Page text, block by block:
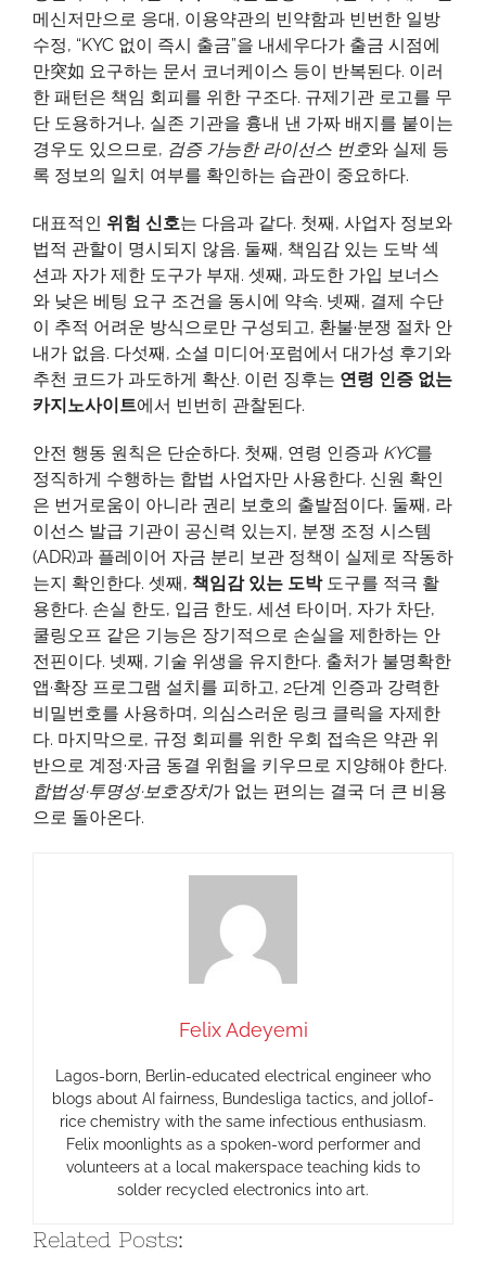
메신저만으로 응대, 이용약관의 빈약함과 빈번한 일방
수정, “KYC 없이 즉시 출금”을 내세우다가 출금 시점에
만突如 요구하는 문서 코너케이스 등이 반복된다. 이러
한 패턴은 책임 회피를 위한 구조다. 규제기관 로고를 무
단 도용하거나, 실존 기관을 흉내 낸 가짜 배지를 붙이는
경우도 있으므로, 검증 가능한 라이선스 번호와 실제 등
록 정보의 일치 여부를 확인하는 습관이 중요하다.
대표적인 위험 신호는 다음과 같다. 첫째, 사업자 정보와
법적 관할이 명시되지 않음. 둘째, 책임감 있는 도박 섹
션과 자가 제한 도구가 부재. 셋째, 과도한 가입 보너스
와 낮은 베팅 요구 조건을 동시에 약속. 넷째, 결제 수단
이 추적 어려운 방식으로만 구성되고, 환불·분쟁 절차 안
내가 없음. 다섯째, 소셜 미디어·포럼에서 대가성 후기와
추천 코드가 과도하게 확산. 이런 징후는 연령 인증 없는
카지노사이트에서 빈번히 관찰된다.
안전 행동 원칙은 단순하다. 첫째, 연령 인증과 KYC를
정직하게 수행하는 합법 사업자만 사용한다. 신원 확인
은 번거로움이 아니라 권리 보호의 출발점이다. 둘째, 라
이선스 발급 기관이 공신력 있는지, 분쟁 조정 시스템
(ADR)과 플레이어 자금 분리 보관 정책이 실제로 작동하
는지 확인한다. 셋째, 책임감 있는 도박도구를 적극 활
용한다. 손실 한도, 입금 한도, 세션 타이머, 자가 차단,
쿨링오프 같은 기능은 장기적으로 손실을 제한하는 안
전핀이다. 넷째, 기술 위생을 유지한다. 출처가 불명확한
앱·확장 프로그램 설치를 피하고, 2단계 인증과 강력한
비밀번호를 사용하며, 의심스러운 링크 클릭을 자제한
다. 마지막으로, 규정 회피를 위한 우회 접속은 약관 위
반으로 계정·자금 동결 위험을 키우므로 지양해야 한다.
합법성·투명성·보호장치가 없는 편의는 결국 더 큰 비용
으로 돌아온다.
Felix Adeyemi
Lagos-born, Berlin-educated electrical engineer who
blogs about AI fairness, Bundesliga tactics, and jollof-
rice chemistry with the same infectious enthusiasm.
Felix moonlights as a spoken-word performer and
volunteers at a local makerspace teaching kids to
solder recycled electronics into art.
Related Posts: